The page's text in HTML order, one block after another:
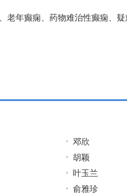
老年癫痫、药物难治性癫痫、疑
邓欣
胡颖
叶玉兰
俞雅珍